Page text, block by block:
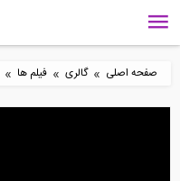
صفحه اصلی » گالری » فیلم ها »